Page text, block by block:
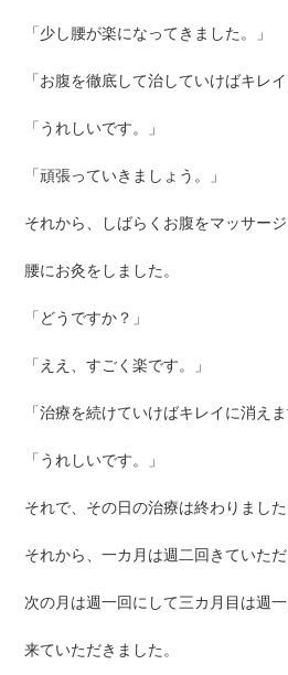
「少し腰が楽になってきました。」
「お腹を徹底して治していけばキレ
「うれしいです。」
「頑張っていきましょう。」
それから、しばらくお腹をマッサージ
腰にお灸をしました。
「どうですか？」
「ええ、すごく楽です。」
「治療を続けていけばキレイに消えま
「うれしいです。」
それで、その日の治療は終わりました
それから、一カ月は週二回きていただ
次の月は週一回にして三カ月目は週
来ていただきました。